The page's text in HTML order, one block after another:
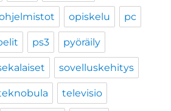
opiskelu pc
ps3 pyöräily
sovelluskehitys
televisio